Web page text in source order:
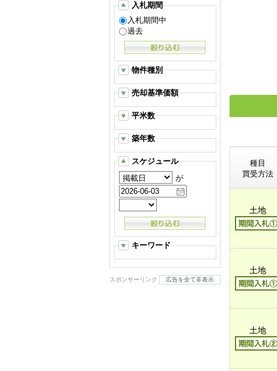
入札期間
入札期間中
過去
物件種別
売却基準価額
平米数
築年数
スケジュール
が
キーワード
スポンサーリンク 広告を全て非表示
種目
買受方法
土地
土地
土地